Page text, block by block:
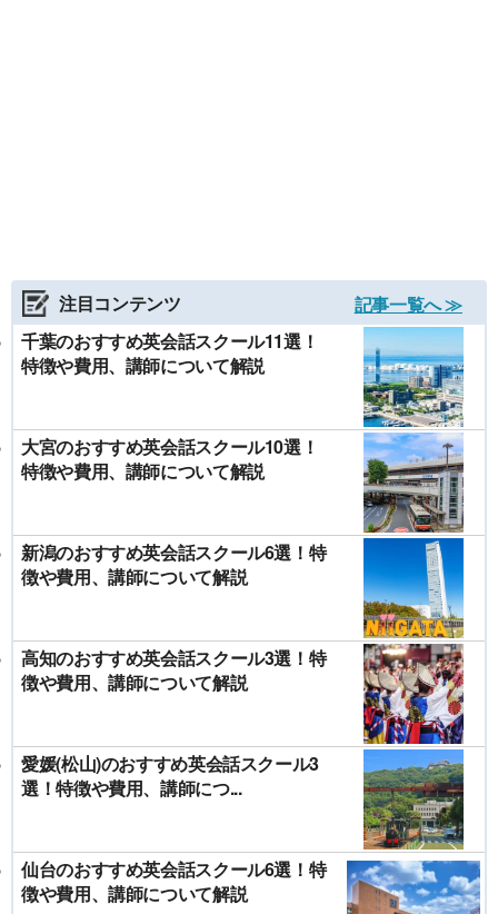
注目コンテンツ
記事一覧へ ≫
千葉のおすすめ英会話スクール11選！
特徴や費用、講師について解説
大宮のおすすめ英会話スクール10選！
特徴や費用、講師について解説
新潟のおすすめ英会話スクール6選！特
徴や費用、講師について解説
高知のおすすめ英会話スクール3選！特
徴や費用、講師について解説
愛媛(松山)のおすすめ英会話スクール3
選！特徴や費用、講師につ...
仙台のおすすめ英会話スクール6選！特
徴や費用、講師について解説